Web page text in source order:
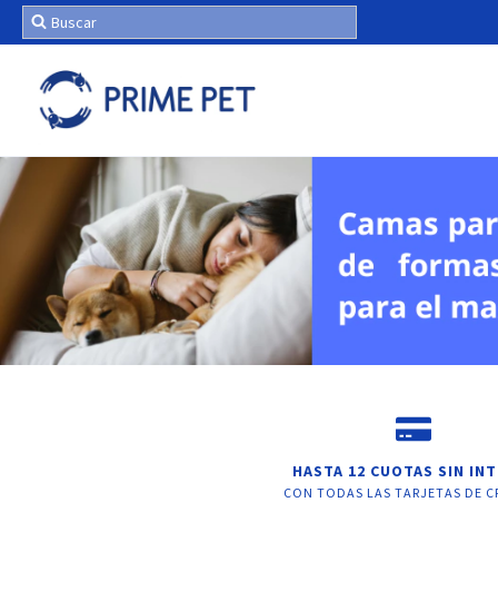
HASTA 12 CUOTAS SIN
CON TODAS LAS TARJETAS DE